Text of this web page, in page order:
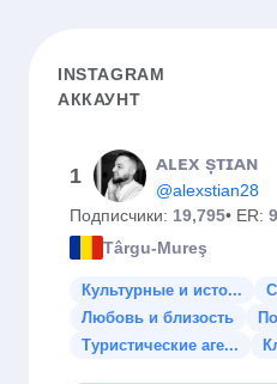
INSTAGRAM
АККАУНТ
1
ᴀʟᴇx șᴛɪᴀɴ
@alexstian28
Подписчики: 19,795• ER:
Târgu-Mureş
Культурные и исто...
Любовь и близость
Туристические аге...